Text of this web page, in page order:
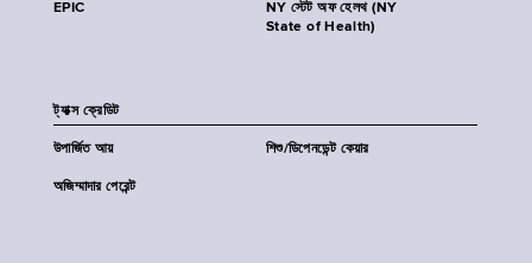
EPIC
NY স্টেট অফ হেলথ (NY
State of Health)
ট্যাক্স ক্রেডিট
উপার্জিত আয় শিশু/ডিপেনডেন্ট কেয়ার
অজিম্মাদার পেরেন্ট